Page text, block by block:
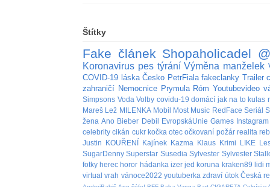
Štítky
Fake článek Shopaholicadel
Koronavirus pes týrání Výměna manželek
COVID-19 láska Česko PetrFiala fakeclanky Trailer
zahraničí Nemocnice Prymula Róm Youtubevideo
Simpsons Voda Volby covidu-19 domácí jak na to kulas
Mareš Lež MILENKA Mobil Most Music RedFace Seriál
žena Ano Bieber Debil EvropskáUnie Games Instagram
celebrity cikán cukr kočka otec očkovaní požár realita
Justin
KOUŘENÍ Kajínek Kazma Klaus Krimi LIKE
SugarDenny Superstar Susedia Sylvester Sylvester
fotky herec horor hádanka izer jed koruna kraken89 lidi
virtual vrah vánoce2022 youtuberka zdraví útok Česká